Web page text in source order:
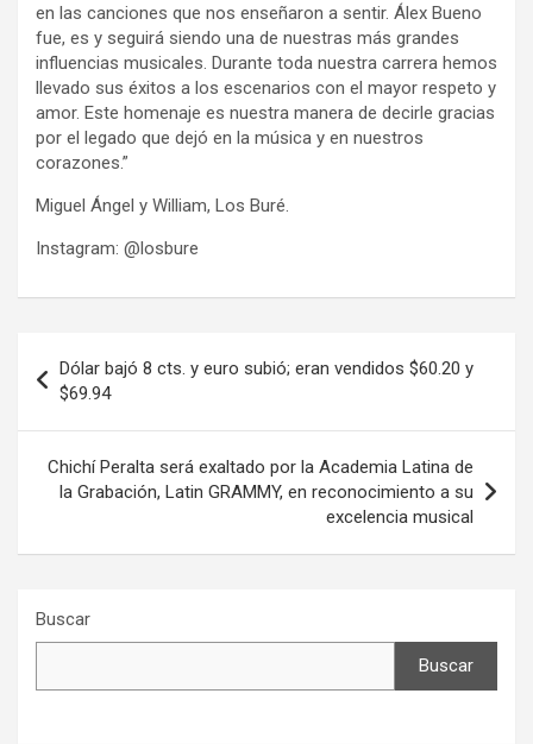
en las canciones que nos enseñaron a sentir. Álex Bueno
fue, es y seguirá siendo una de nuestras más grandes
influencias musicales. Durante toda nuestra carrera hemos
llevado sus éxitos a los escenarios con el mayor respeto y
amor. Este homenaje es nuestra manera de decirle gracias
por el legado que dejó en la música y en nuestros
corazones.”
Miguel Ángel y William, Los Buré.
Instagram: @losbure
de
entradas
Dólar bajó 8 cts. y euro subió; eran vendidos $60.20 y
$69.94
Chichí Peralta será exaltado por la Academia Latina de
la Grabación, Latin GRAMMY, en reconocimiento a su
excelencia musical
Buscar
Buscar